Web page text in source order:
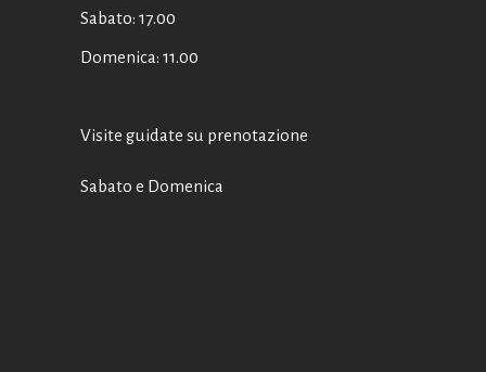
Sabato: 17.00
Domenica: 11.00
Visite guidate su prenotazione
Sabato e Domenica